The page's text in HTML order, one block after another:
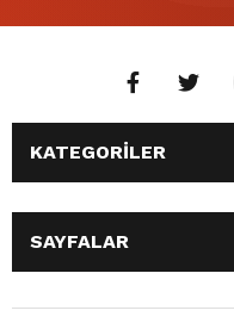
KATEGORİLER
ANASAYFA
SİYASET
SPOR
TEKNOLOJİ
SAYFALAR